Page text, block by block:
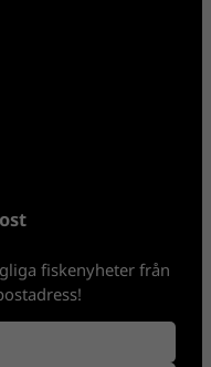
fiskenyheter från